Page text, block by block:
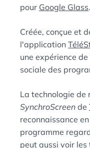
pour Google Glass.
Créée, conçue et
l'application
une expérience
sociale des
La technologie de
SynchroScreen de
reconnaissance
programme
peut aussi voir